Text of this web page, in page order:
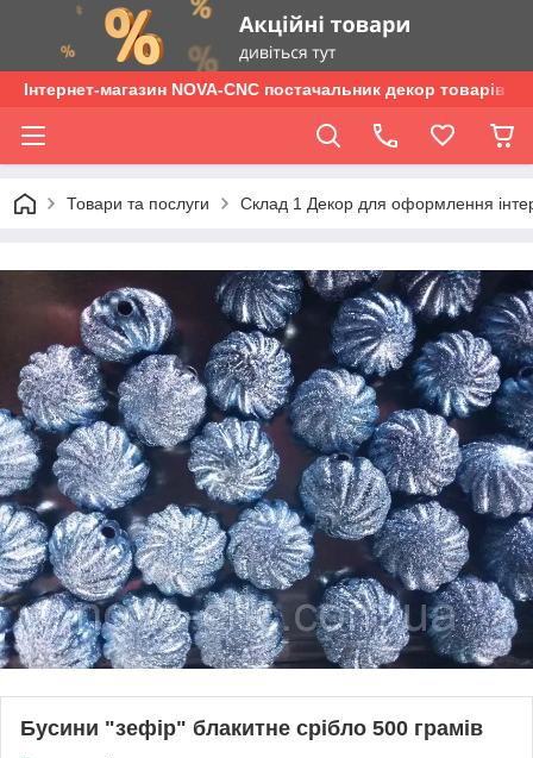
Інтернет-магазин NOVA-CNC постачальник декор товарів
Товари та послуги Склад 1 Декор для оформлення
Бусини "зефір" блакитне срібло 500 грамів